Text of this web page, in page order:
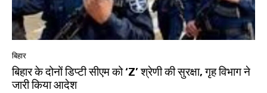
बिहार
बिहार के दोनों डिप्टी सीएम को ‘Z’ श्रेणी की सुरक्षा, गृह विभाग ने
जारी किया आदेश